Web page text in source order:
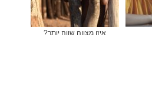
איזו מצווה שווה יותר?